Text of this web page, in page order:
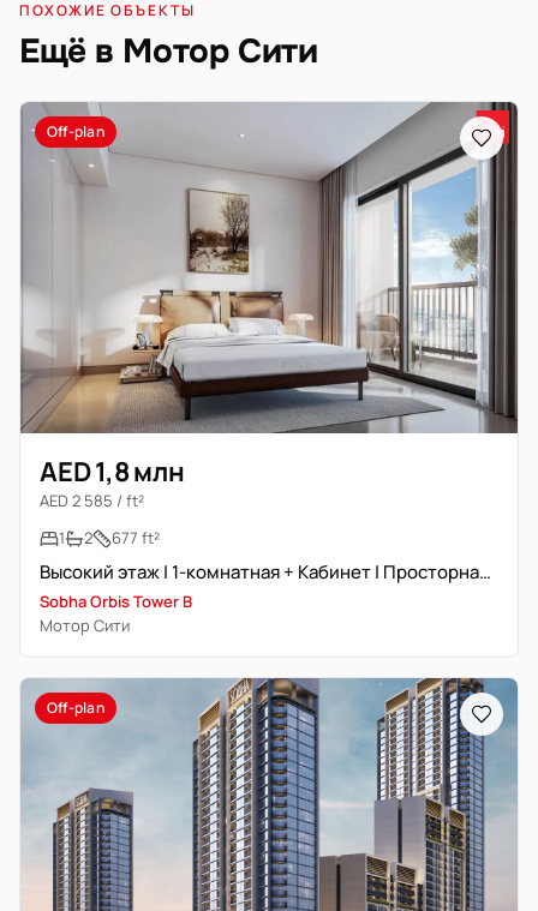
ПОХОЖИЕ ОБЪЕКТЫ
Ещё в Мотор Сити
Off-plan
AED 1,8 млн
AED 2 585 / ft²
1
2 677 ft²
Высокий этаж | 1-комнатная + Кабинет | Просторная планировка
Sobha Orbis Tower B
Мотор Сити
Off-plan